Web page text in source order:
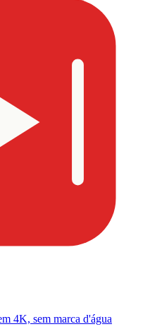
4K, sem marca d'água